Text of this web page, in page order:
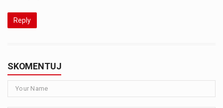
Reply
SKOMENTUJ